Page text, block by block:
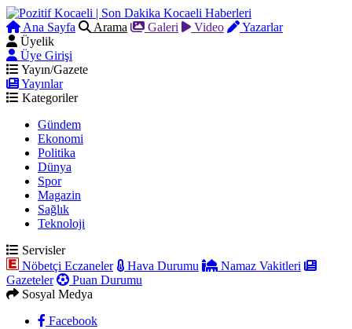
Ana Sayfa Arama Galeri Video
Yazarlar
Üyelik
Üye Girişi
Yayın/Gazete
Yayınlar
Kategoriler
Gündem
Ekonomi
Politika
Dünya
Spor
Magazin
Sağlık
Teknoloji
Servisler
Nöbetçi Eczaneler
Hava Durumu
Namaz Vakitleri
Gazeteler
Puan Durumu
Sosyal Medya
Facebook